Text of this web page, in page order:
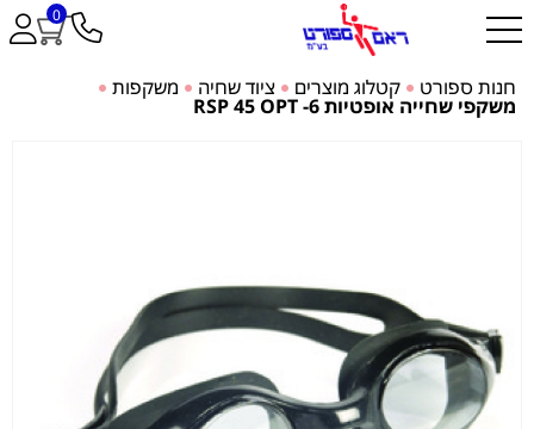
0
חנות ספורט קטלוג מוצרים ציוד שחיה משקפות
משקפי שחייה אופטיות RSP 45 OPT -6